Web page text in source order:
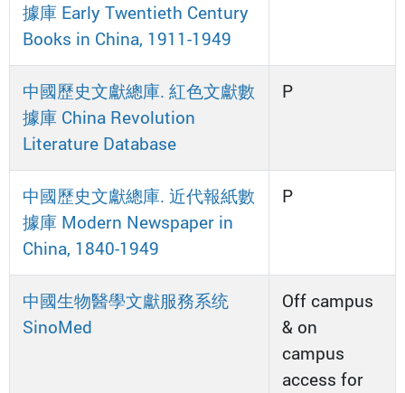
據庫 Early Twentieth Century
Books in China, 1911-1949
中國歷史文獻總庫. 紅色文獻數
據庫 China Revolution
Literature Database
P
中國歷史文獻總庫. 近代報紙數
據庫 Modern Newspaper in
China, 1840-1949
P
中國生物醫學文獻服務系统
SinoMed
Off campus
& on
campus
access for